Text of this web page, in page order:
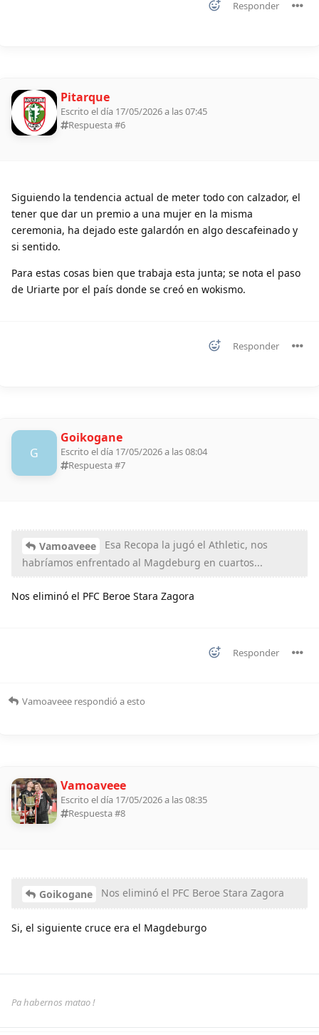
Responder
Pitarque
Escrito el día 17/05/2026 a las 07:45
Respuesta #6
Siguiendo la tendencia actual de meter todo con calzador, el
tener que dar un premio a una mujer en la misma
ceremonia, ha dejado este galardón en algo descafeinado y
si sentido.
Para estas cosas bien que trabaja esta junta; se nota el paso
de Uriarte por el país donde se creó en wokismo.
Responder
G
Goikogane
Escrito el día 17/05/2026 a las 08:04
Respuesta #7
Vamoaveee
Esa Recopa la jugó el Athletic, nos
habríamos enfrentado al Magdeburg en cuartos...
Nos eliminó el PFC Beroe Stara Zagora
Responder
Vamoaveee respondió a esto
Vamoaveee
Escrito el día 17/05/2026 a las 08:35
Respuesta #8
Goikogane Nos eliminó el PFC Beroe Stara Zagora
Si, el siguiente cruce era el Magdeburgo
Pa habernos matao !